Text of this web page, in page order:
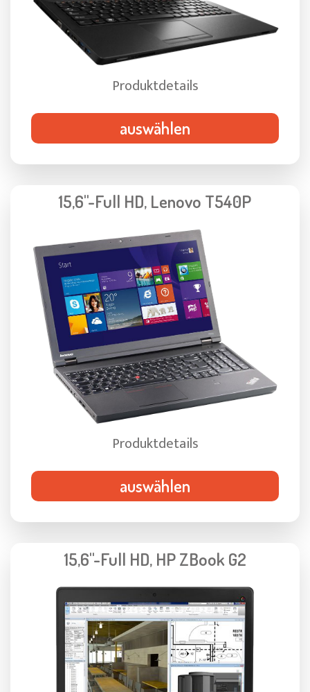
Produktdetails
auswählen
15,6"-Full HD, Lenovo T540P
Produktdetails
auswählen
15,6"-Full HD, HP ZBook G2